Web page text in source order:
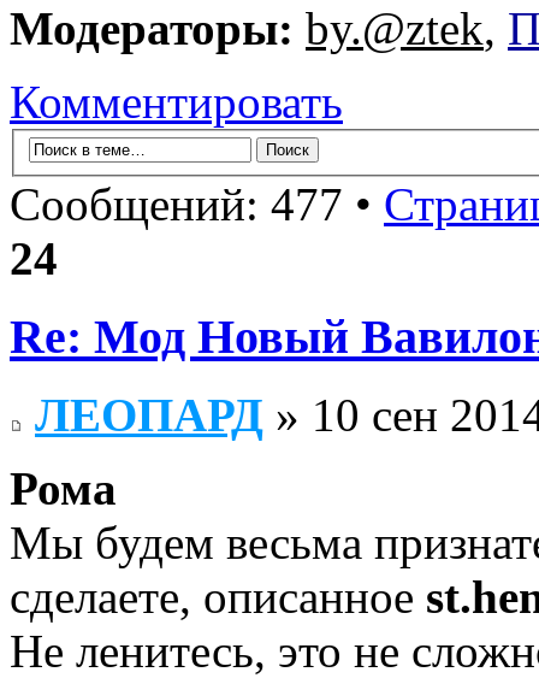
Модераторы: by.@ztek,
Комментировать
Сообщений: 477 •
24
Re: Мод Новый
ЛЕОПАРД » 10 сен
Рома
Мы будем весьма
сделаете, описанное
Не ленитесь, это не